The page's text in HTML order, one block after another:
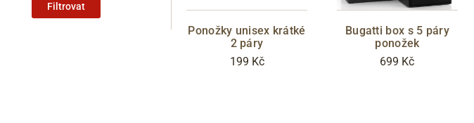
Filtrovat
Ponožky unisex krátké
2 páry
199 Kč
Bugatti box s 5 páry
ponožek
699 Kč